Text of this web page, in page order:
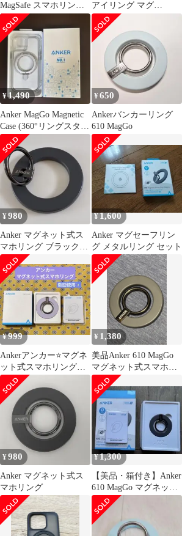
MagSafe スマホリング
ブラック 未開封
アイリング マグ
MagSafe対応 スマホリ
ング 両面マグネット シ
リコンバンド 正規品 正
規代理店 スマホスタン
ド スマホグリップ ホー
ルド リング 薄型 強力
吸着 ネオジム磁石
Grip2 (ブラック)
¥1,490
Anker MagGo Magnetic
Case (360°リングスタン
ド
¥650
Ankerバンカーリング
610 MagGo
¥980
Anker マグネット式ス
マホリング ブラック
MagSafe対応 アンカー
¥1,600
Anker マグセーフリン
グ メタルリング セット
¥999
Ankerアンカー⭐️マグネ
ット式スマホリング
MagSafe対応iPhone中古
¥ 1,380
美品Anker 610 MagGo
マグネット式スマホリ
ング グレー
¥980
Anker マグネット式ス
マホリング
¥1,300
【美品・箱付き】Anker
610 MagGo マグネット
式スマホリング グレー